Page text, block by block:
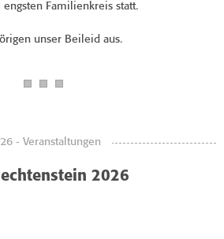
Familienkreis statt.
unser Beileid aus.
- Veranstaltungen
2026